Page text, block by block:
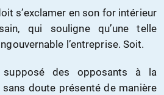
s’exclamer en son for intérieur
qui souligne qu’une telle
l’entreprise. Soit.
des opposants à la
doute présenté de manière